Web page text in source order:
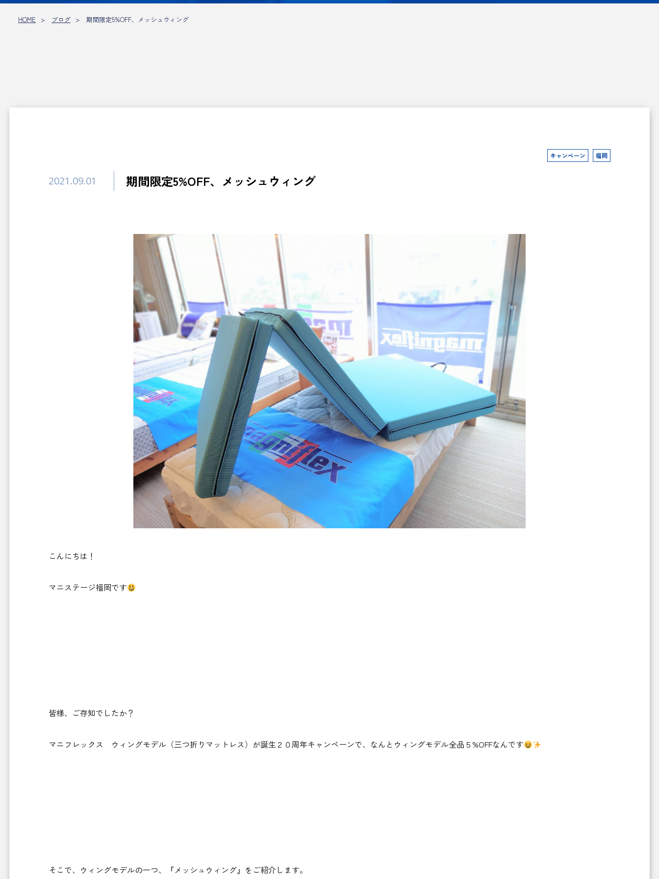
HOME ブログ 期間限定5%OFF、メッシュウィング
キャンペーン 福岡
2021.09.01 期間限定5%OFF、メッシュウィング
こんにちは！
マニステージ福岡です
皆様、ご存知でしたか？
マニフレックス ウィングモデル（三つ折りマットレス）が誕生２０周年キャンペーンで、なんとウィングモデル全品５%OFFなんです
そこで、ウィングモデルの一つ、『メッシュウィング』をご紹介します。